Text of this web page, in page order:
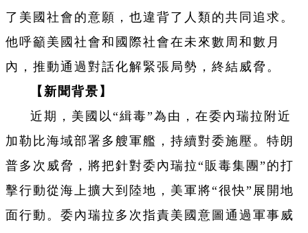
了美國社會的意願，也違背了人類的共同追求。
他呼籲美國社會和國際社會在未來數周和數月
內，推動通過對話化解緊張局勢，終結威脅。
【新聞背景】
近期，美國以“緝毒”為由，在委內瑞拉附近
加勒比海域部署多艘軍艦，持續對委施壓。特朗
普多次威脅，將把針對委內瑞拉“販毒集團”的打
擊行動從海上擴大到陸地，美軍將“很快”展開地
面行動。委內瑞拉多次指責美國意圖通過軍事威